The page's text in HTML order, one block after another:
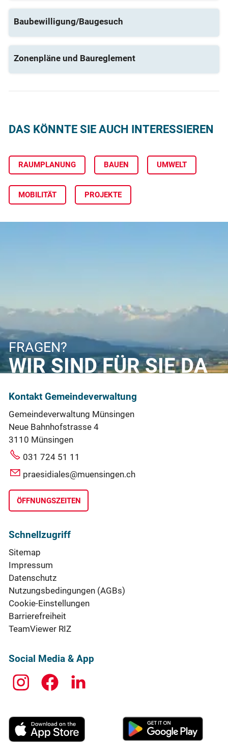
Baubewilligung/Baugesuch
Zonenpläne und Baureglement
DAS KÖNNTE SIE AUCH INTERESSIEREN
RAUMPLANUNG BAUEN UMWELT
MOBILITÄT PROJEKTE
FRAGEN?
WIR SIND FÜR SIE DA
Kontakt Gemeindeverwaltung
Gemeindeverwaltung Münsingen
Neue Bahnhofstrasse 4
3110 Münsingen
031 724 51 11
praesidiales@muensingen.ch
ÖFFNUNGSZEITEN
Schnellzugriff
Sitemap
Impressum
Datenschutz
Nutzungsbedingungen (AGBs)
Cookie-Einstellungen
Barrierefreiheit
TeamViewer RIZ
Social Media & App